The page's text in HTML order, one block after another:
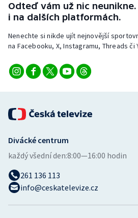
Odteď vám už nic
i na dalších platformách.
Nenechte si nikde ujít nejnovější
na Facebooku, X, Instagramu, Threads či
Divácké centrum
každý všední den:8:00—16:00 hodin
261 136 113
info@ceskatelevize.cz